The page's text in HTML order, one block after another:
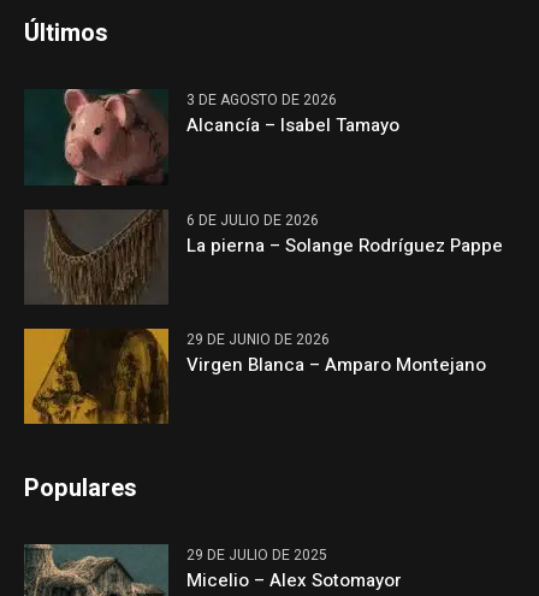
Últimos
3 DE AGOSTO DE 2026
Alcancía – Isabel Tamayo
6 DE JULIO DE 2026
La pierna – Solange Rodríguez Pappe
29 DE JUNIO DE 2026
Virgen Blanca – Amparo Montejano
Populares
29 DE JULIO DE 2025
Micelio – Alex Sotomayor